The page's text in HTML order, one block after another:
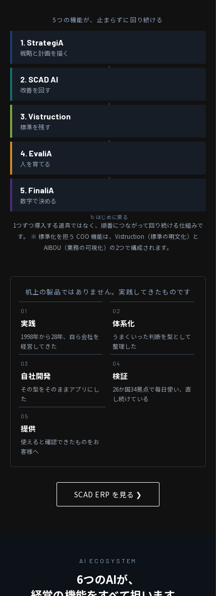
5つの機能が、止まらずに回り続ける
1. StrategiA
戦略と計画を描く
2. SCAD AI
改善を回す
3. Vistruction
標準を残す
4. EvaliA
人を育てる
5. FinaliA
数字で決める
1つずつ導入する道具ではなく、順番につながって回り続ける仕組みで
す。
※ 標準化を担う COO 機能は、Vistruction（標準の明文化）と
AIBOU（業務の可視化）の2つで構成されます。
机上の製品ではありません。実践してきたものです
01
実践
1998年から28年、 自ら会社を
経営してきた
02
体系化
うまくいった判断を型として
整理した
03
自社開発
その型をそのままアプリにし
た
04
検証
26か国34拠点で毎日使い、 直
し続けている
05
提供
使えると確認できたものをお
客様へ
SCAD ERP を見る ❯
AI ECOSYSTEM
6つのAIが、